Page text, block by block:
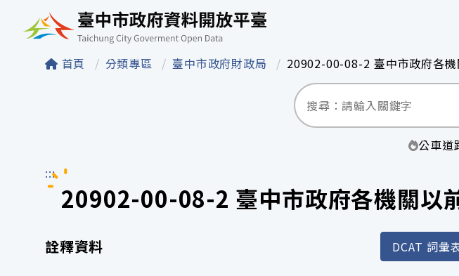
臺中市政府資料開放平臺
首頁 分類專區 臺中市政府財政局 20902-00-08-2 臺中市政府各
公車道
:::
20902-00-08-2 臺中市政府各機關以
詮釋資料 DCAT 詞彙